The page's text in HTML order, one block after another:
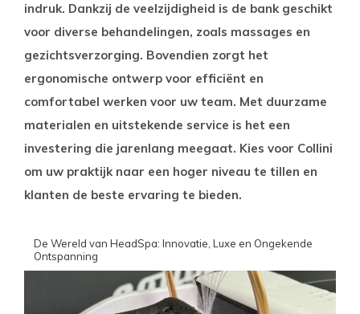
indruk. Dankzij de veelzijdigheid is de bank geschikt
voor diverse behandelingen, zoals massages en
gezichtsverzorging. Bovendien zorgt het
ergonomische ontwerp voor efficiënt en
comfortabel werken voor uw team. Met duurzame
materialen en uitstekende service is het een
investering die jarenlang meegaat. Kies voor Collini
om uw praktijk naar een hoger niveau te tillen en
klanten de beste ervaring te bieden.
De Wereld van HeadSpa: Innovatie, Luxe en Ongekende
Ontspanning